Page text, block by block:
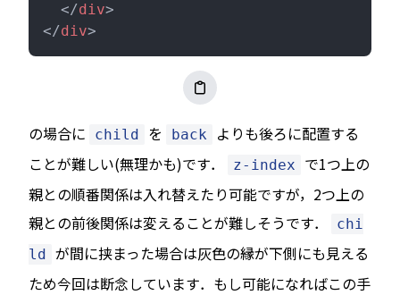
  </
div>
</div>
の場合に child を back
よりも後ろに配置する
ことが難しい(無理かも)です．
z-index
で1つ上の
親との順番関係は入れ替えたり可能ですが，2つ上の
親との前後関係は変えることが難しそうです．
chi
ld が間に挟まった場合は灰色の縁が下側にも見える
ため今回は断念しています．もし可能になればこの手